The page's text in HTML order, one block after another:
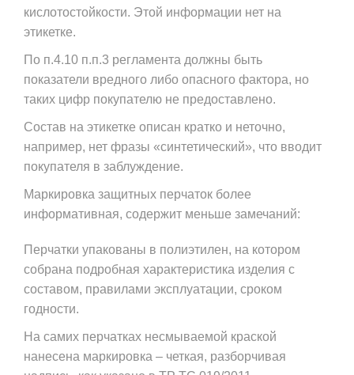
кислотостойкости. Этой информации нет на
этикетке.
По п.4.10 п.п.3 регламента должны быть
показатели вредного либо опасного фактора, но
таких цифр покупателю не предоставлено.
Состав на этикетке описан кратко и неточно,
например, нет фразы «синтетический», что вводит
покупателя в заблуждение.
Маркировка защитных перчаток более
информативная, содержит меньше замечаний:
Перчатки упакованы в полиэтилен, на котором
собрана подробная характеристика изделия с
составом, правилами эксплуатации, сроком
годности.
На самих перчатках несмываемой краской
нанесена маркировка – четкая, разборчивая